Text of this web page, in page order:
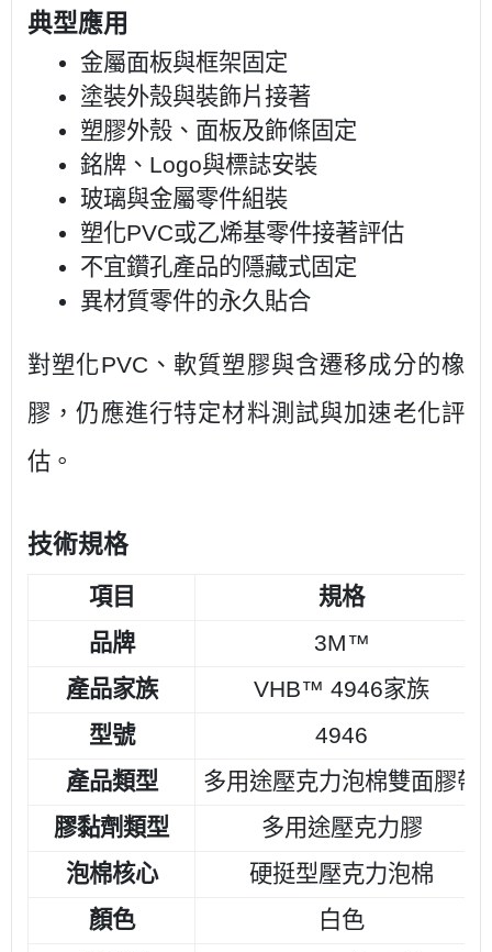
典型應用
金屬面板與框架固定
塗裝外殼與裝飾片接著
塑膠外殼、面板及飾條固定
銘牌、Logo與標誌安裝
玻璃與金屬零件組裝
塑化PVC或乙烯基零件接著評估
不宜鑽孔產品的隱藏式固定
異材質零件的永久貼合
對塑化PVC、軟質塑膠與含遷移成分的橡
膠，仍應進行特定材料測試與加速老化評
估。
技術規格
項目
規格
品牌
3M™
產品家族
VHB™ 4946家族
型號
4946
產品類型
多用途壓克力泡棉雙面膠帶
膠黏劑類型
多用途壓克力膠
泡棉核心
硬挺型壓克力泡棉
顏色
白色